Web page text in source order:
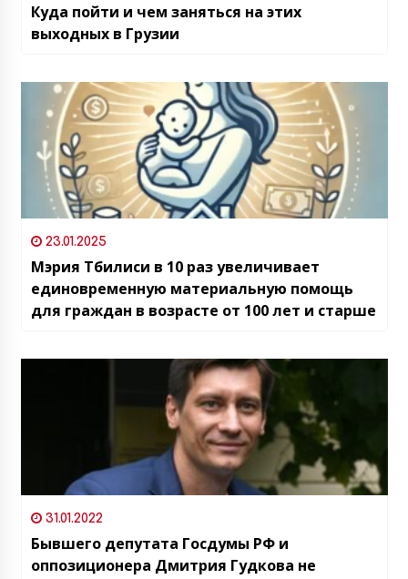
Куда пойти и чем заняться на этих
выходных в Грузии
23.01.2025
Мэрия Тбилиси в 10 раз увеличивает
единовременную материальную помощь
для граждан в возрасте от 100 лет и старше
31.01.2022
Бывшего депутата Госдумы РФ и
оппозиционера Дмитрия Гудкова не